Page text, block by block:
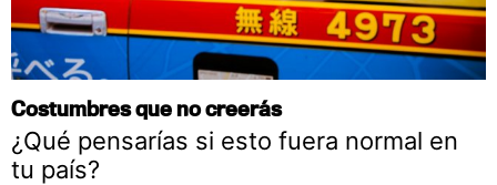
Costumbres que no creerás
¿Qué pensarías si esto fuera normal en
tu país?